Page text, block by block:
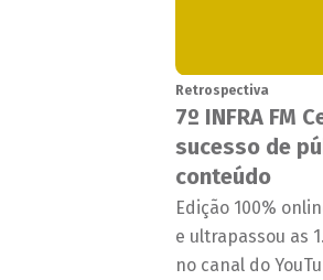
Retrospectiva
7º INFRA FM
sucesso de
conteúdo
Edição 100%
e ultrapassou as
no canal do